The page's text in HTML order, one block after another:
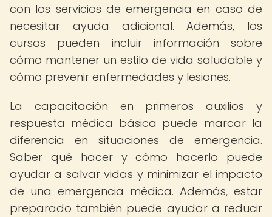
con los servicios de emergencia en caso de
necesitar ayuda adicional. Además, los
cursos pueden incluir información sobre
cómo mantener un estilo de vida saludable y
cómo prevenir enfermedades y lesiones.
La capacitación en primeros auxilios y
respuesta médica básica puede marcar la
diferencia en situaciones de emergencia.
Saber qué hacer y cómo hacerlo puede
ayudar a salvar vidas y minimizar el impacto
de una emergencia médica. Además, estar
preparado también puede ayudar a reducir